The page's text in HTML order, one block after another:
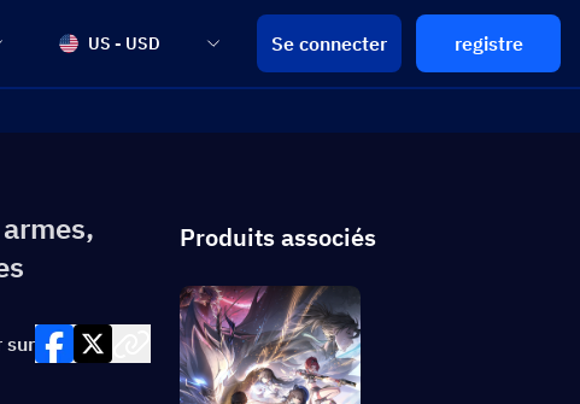
US - USD Se connecter registre
sur
Produits associés